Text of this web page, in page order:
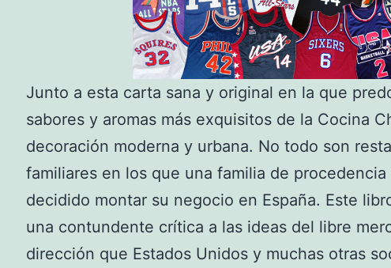
Junto a esta carta sana y original en la que
sabores y aromas más exquisitos de la Cocina
decoración moderna y urbana. No todo son
familiares en los que una familia de procedencia
decidido montar su negocio en España. Este
una contundente crítica a las ideas del libre
dirección que Estados Unidos y muchas otras